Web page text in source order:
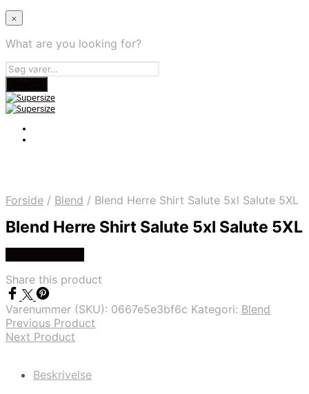
×
What are you looking for?
Forside / Blend / Blend Herre Shirt Salute 5xl Salute 5XL
Blend Herre Shirt Salute 5xl Salute 5XL
Share this product
Varenummer (SKU): 0667e5e3bf6c Kategori: Blend
Previous Product
Next Product
Beskrivelse